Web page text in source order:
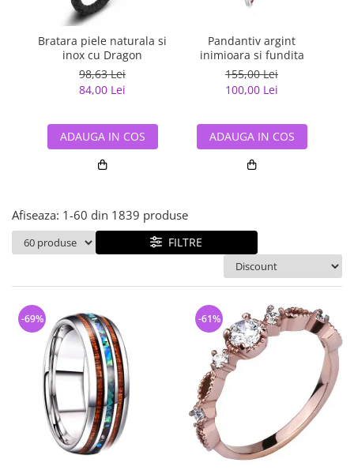
semipretioase
Bijuterii argint placat cu aur
Bijuterii argint cu diverse
Bijuterii de Lux
Bijuterii gotice si rock
Bijuterii Handmade
Bijuterii fantezie
Bijuterii tungsten
Solutii si lavete de curatare
bijuterii argint
Bratara piele naturala si
inox cu Dragon
98,63 Lei
84,00 Lei
ADAUGA IN COS
Pandantiv argint
inimioara si fundita
155,00 Lei
100,00 Lei
ADAUGA IN COS
Afiseaza: 1-60 din 1839 produse
FILTRE
-69% -61%